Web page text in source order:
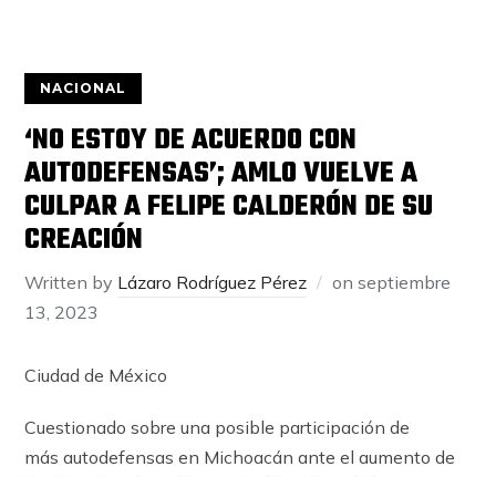
NACIONAL
‘NO ESTOY DE ACUERDO CON
AUTODEFENSAS’; AMLO VUELVE A
CULPAR A FELIPE CALDERÓN DE SU
CREACIÓN
Written by Lázaro Rodríguez Pérez onseptiembre
13, 2023
Ciudad de México
Cuestionado sobre una posible participación de
más autodefensas en Michoacán ante el aumento de